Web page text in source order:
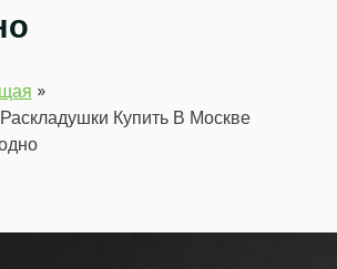
Купить В Москве